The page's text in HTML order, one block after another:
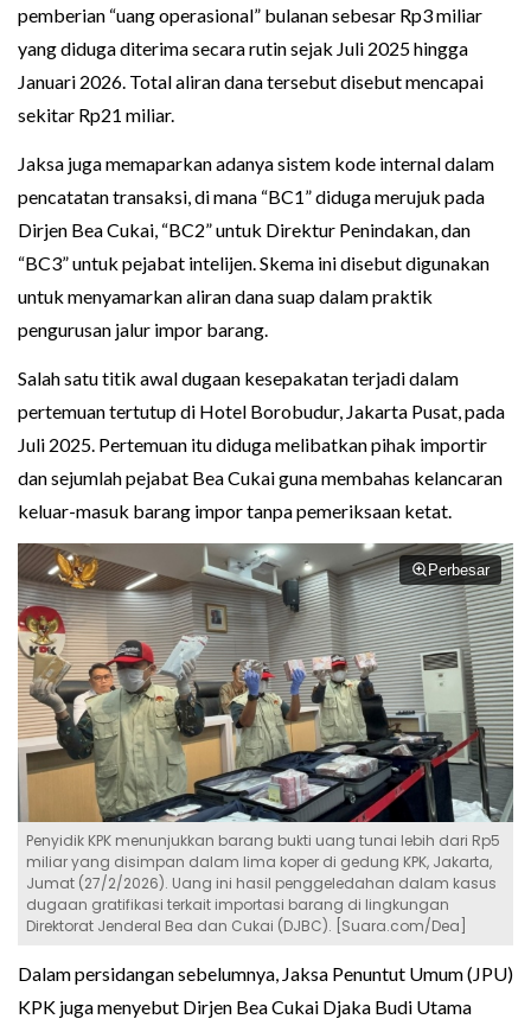
pemberian “uang operasional” bulanan sebesar Rp3 miliar
yang diduga diterima secara rutin sejak Juli 2025 hingga
Januari 2026. Total aliran dana tersebut disebut mencapai
sekitar Rp21 miliar.
Jaksa juga memaparkan adanya sistem kode internal dalam
pencatatan transaksi, di mana “BC1” diduga merujuk pada
Dirjen Bea Cukai, “BC2” untuk Direktur Penindakan, dan
“BC3” untuk pejabat intelijen. Skema ini disebut digunakan
untuk menyamarkan aliran dana suap dalam praktik
pengurusan jalur impor barang.
Salah satu titik awal dugaan kesepakatan terjadi dalam
pertemuan tertutup di Hotel Borobudur, Jakarta Pusat, pada
Juli 2025. Pertemuan itu diduga melibatkan pihak importir
dan sejumlah pejabat Bea Cukai guna membahas kelancaran
keluar-masuk barang impor tanpa pemeriksaan ketat.
Perbesar
Penyidik KPK menunjukkan barang bukti uang tunai lebih dari Rp5
miliar yang disimpan dalam lima koper di gedung KPK, Jakarta,
Jumat (27/2/2026). Uang ini hasil penggeledahan dalam kasus
dugaan gratifikasi terkait importasi barang di lingkungan
Direktorat Jenderal Bea dan Cukai (DJBC). [Suara.com/Dea]
Dalam persidangan sebelumnya, Jaksa Penuntut Umum (JPU)
KPK juga menyebut Dirjen Bea Cukai Djaka Budi Utama